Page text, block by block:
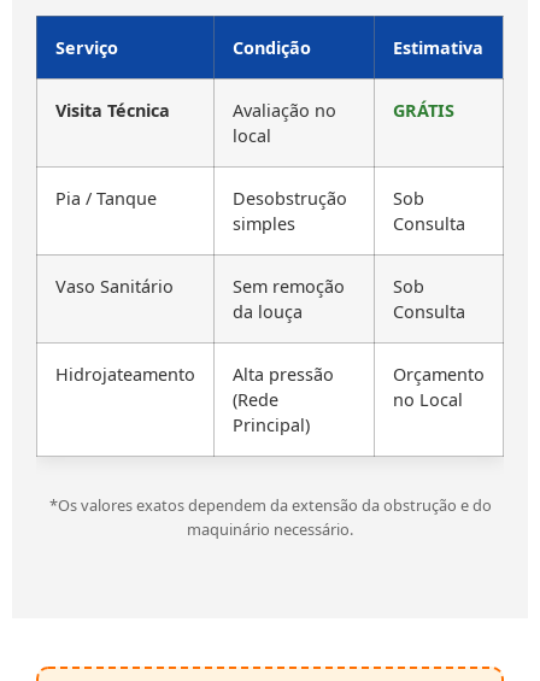
Serviço Condição Estimativa
Visita Técnica
Avaliação no
local
GRÁTIS
Pia / Tanque
Desobstrução
simples
Sob
Consulta
Vaso Sanitário
Sem remoção
da louça
Sob
Consulta
Hidrojateamento
Alta pressão
(Rede
Principal)
Orçamento
no Local
*Os valores exatos dependem da extensão da obstrução e do
maquinário necessário.